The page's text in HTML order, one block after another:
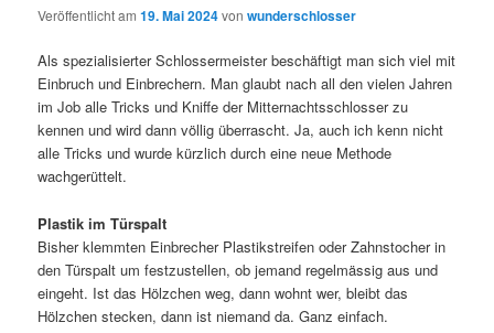
Veröffentlicht am19. Mai 2024vonwunderschlosser
Als spezialisierter Schlossermeister beschäftigt man sich viel mit
Einbruch und Einbrechern. Man glaubt nach all den vielen Jahren
im Job alle Tricks und Kniffe der Mitternachtsschlosser zu
kennen und wird dann völlig überrascht. Ja, auch ich kenn nicht
alle Tricks und wurde kürzlich durch eine neue Methode
wachgerüttelt.
Plastik im Türspalt
Bisher klemmten Einbrecher Plastikstreifen oder Zahnstocher in
den Türspalt um festzustellen, ob jemand regelmässig aus und
eingeht. Ist das Hölzchen weg, dann wohnt wer, bleibt das
Hölzchen stecken, dann ist niemand da. Ganz einfach.